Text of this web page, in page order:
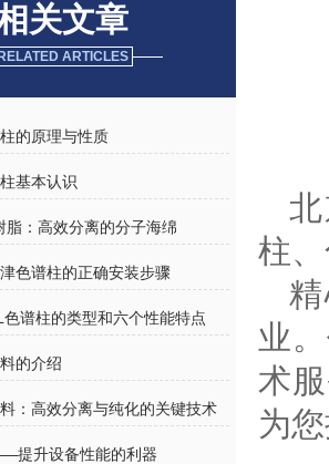
关文章
RELATED ARTICLES
的原理与性质
基本认识
脂：高效分离的分子海绵
色谱柱的正确安装步骤
谱柱的类型和六个性能特点
的介绍
：高效分离与纯化的关键技术
提升设备性能的利器
柱
业
术
为